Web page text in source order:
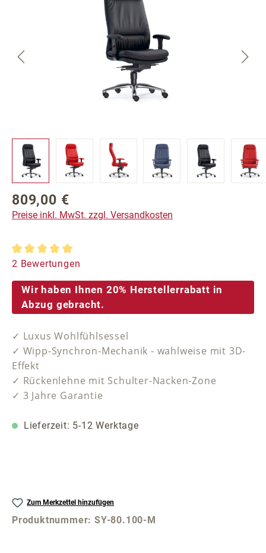
Regulärer Preis:
809,00 €
Preise inkl. MwSt. zzgl. Versandkosten
Durchschnittliche Bewertung von 5 von 5 Sternen
2 Bewertungen
Wir haben Ihnen 20% Herstellerrabatt in
Abzug gebracht.
✓ Luxus Wohlfühlsessel
✓ Wipp-Synchron-Mechanik - wahlweise mit 3D-
Effekt
✓ Rückenlehne mit Schulter-Nacken-Zone
✓ 3 Jahre Garantie
Lieferzeit: 5-12 Werktage
Zum Merkzettel hinzufügen
Produktnummer:SY-80.100-M